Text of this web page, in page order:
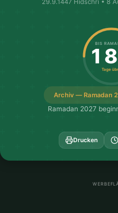
Archiv — Ramadan
BIS
Tage
Ramadan 2027
Drucken